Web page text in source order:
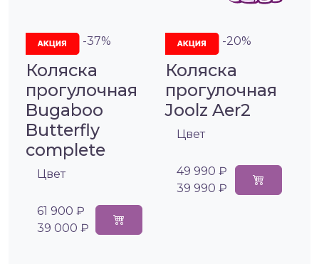
-37%
Коляска
прогулочная
Bugaboo
Butterfly
complete
Цвет
61 900 ₽
39 000 ₽
-20%
Коляска
прогулочная
Joolz Aer2
Цвет
49 990 ₽
39 990 ₽